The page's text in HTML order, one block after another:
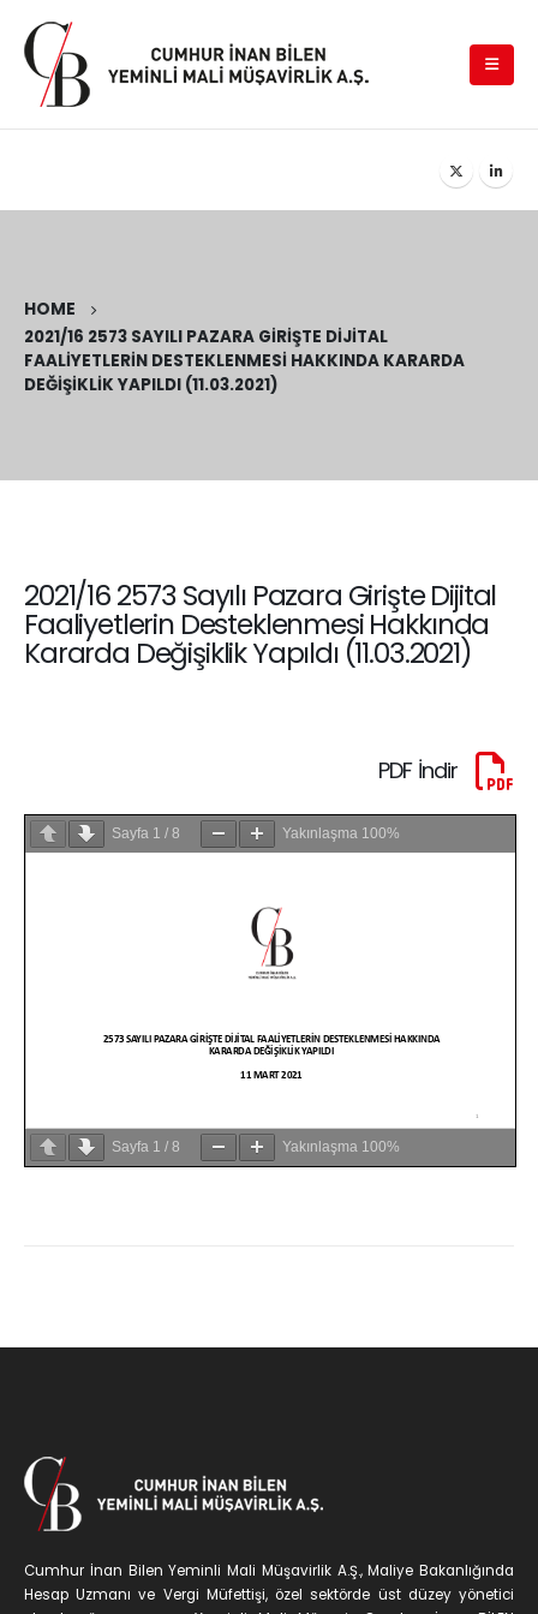
HOME
2021/16 2573 SAYILI PAZARA GIRIŞTE DIJITAL
FAALIYETLERIN DESTEKLENMESI HAKKINDA KARARDA
DEĞIŞIKLIK YAPILDI (11.03.2021)
2021/16 2573 Sayılı Pazara Girişte Dijital
Faaliyetlerin Desteklenmesi Hakkında
Kararda Değişiklik Yapıldı (11.03.2021)
PDF İndir
Sayfa 1 / 8 Yakınlaşma 100%
Sayfa 1 / 8 Yakınlaşma 100%
Cumhur İnan Bilen Yeminli Mali Müşavirlik A.Ş., Maliye Bakanlığında
Hesap Uzmanı ve Vergi Müfettişi, özel sektörde üst düzey yönetici